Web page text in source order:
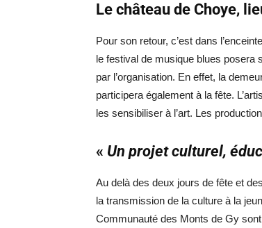
Le château de Choye,
Pour son retour, c’est dans
le festival de musique blues posera
par l’organisation. En effet, la
participera également à la fête.
les sensibiliser à l’art. Les
« Un projet culturel,
Au delà des deux jours de fête et
la transmission de la culture à la
Communauté des Monts de Gy